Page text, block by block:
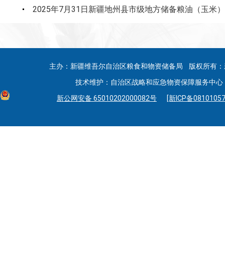
2025年7月31日新疆地州县市级地方储备粮油（玉米
主办：新疆维吾尔自治区粮食和物资储备局 版权所有
技术维护：自治区战略和应急物资保障服务中
新公网安备 65010202000082号
[新ICP备